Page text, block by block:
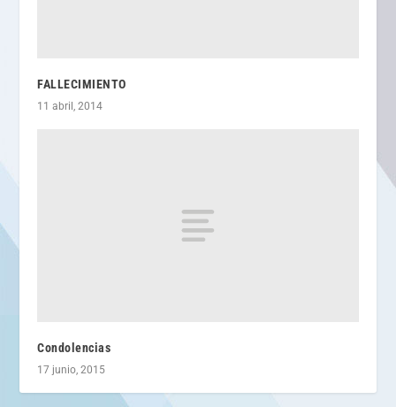
FALLECIMIENTO
11 abril, 2014
Condolencias
17 junio, 2015